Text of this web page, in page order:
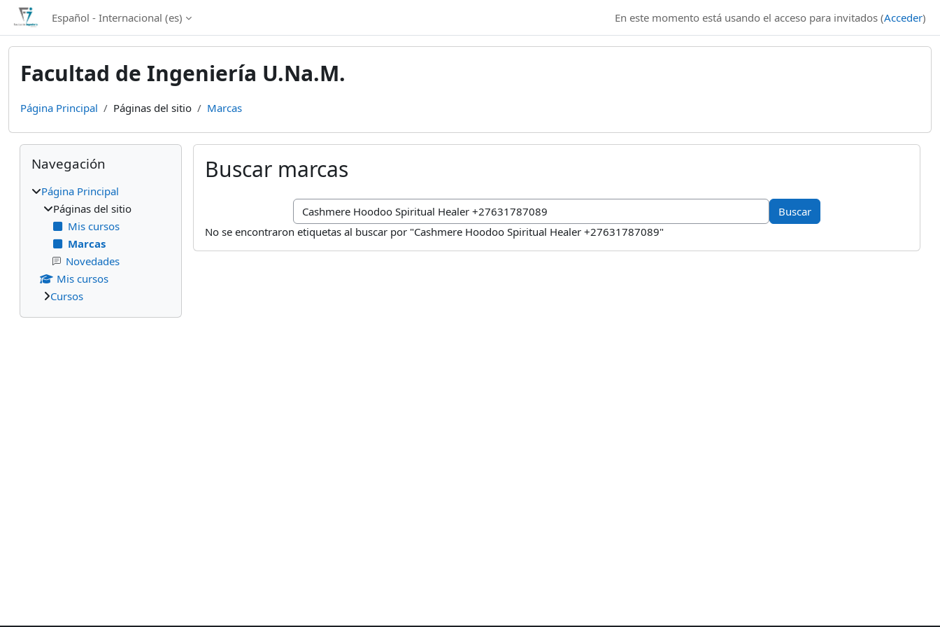
Salta al contenido principal
Español - Internacional ‎(es)‎ En este momento está usando el acceso para invitados (Acceder)
Facultad de Ingeniería U.Na.M.
Página Principal Páginas del sitio Marcas
Buscar marcas
Buscar marcas
No se encontraron etiquetas al buscar por "Cashmere Hoodoo Spiritual Healer +27631787089"
Bloques
Salta Navegación
Navegación
Página Principal
Páginas del sitio
Mis cursos
Marcas
Novedades
Mis cursos
Cursos